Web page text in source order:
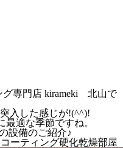
グ専門店 kirameki 北山で
入した感じが!(^^)!
適な季節ですね。
設備のご紹介♪
ーティング硬化乾燥部屋